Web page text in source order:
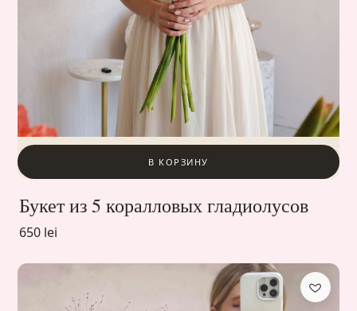
В КОРЗИНУ
Букет из 5 коралловых гладиолусов
650 lei